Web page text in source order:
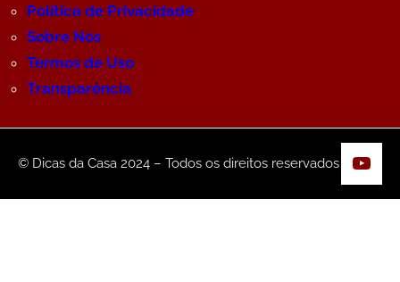
Política de Privacidade
Sobre Nós
Termos de Uso
Transparência
© Dicas da Casa 2024 – Todos os direitos reservados